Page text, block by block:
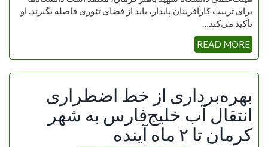
برای تربیت کارآفرینان پایدار، باید از فضای تئوری فاصله بگیرند. او
تأکید می‌کند…
READ MORE
بهره‌برداری از خط اضطراری
انتقال آب خلیج‌فارس به شهر
کرمان تا ۲ ماه آینده